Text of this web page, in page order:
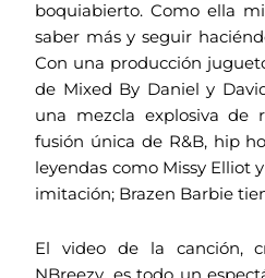
boquiabierto. Como ella
saber más y seguir
Con una producción
de Mixed By Daniel y
una mezcla explosiva de
fusión única de R&B, hip
leyendas como Missy Elliot
imitación; Brazen Barbie
El video de la canción,